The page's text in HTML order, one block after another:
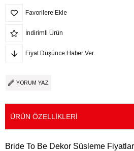
Favorilere Ekle
İndirimli Ürün
Fiyat Düşünce Haber Ver
YORUM YAZ
ÜRÜN ÖZELLIKLERI
Bride To Be Dekor Süsleme